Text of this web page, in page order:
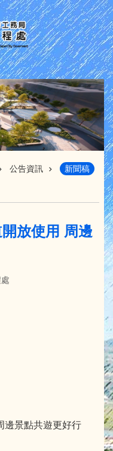
公告資訊 新聞稿
放使用 周邊
邊景點共遊更好行